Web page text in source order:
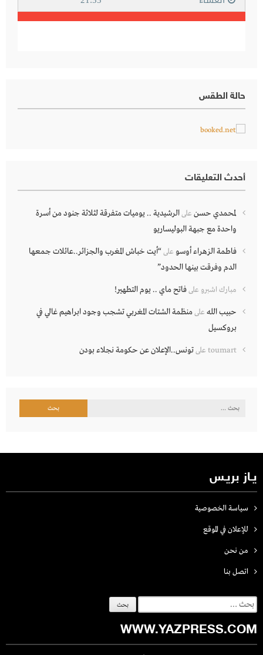
حالة الطقس
أحدث التعليقات
لمحمدي حسن علىالرشيدية .. يوميات متفرقة لثلاثة جنود من أسرة
واحدة مع جبهة البوليساريو
فاطمة الزهراء أوسو على“أيت خباش المغرب والجزائر..عائلات جمعها
الدم وفرقت بينها الحدود”
مبارك اشبرو علىفاتح ماي .. يوم التطهير!
حبيب الله علىمنظمة الشتات المغربي تشجب وجود ابراهيم غالي في
بروكسيل
toumart علىتونس..الإعلان عن حكومة نجلاء بودن
البحث
يـاز بريـس
سياسة الخصوصية
للإعلان في الموقع
من نحن
اتصل بنـا
البحث
عن:
WWW.YAZPRESS.COM